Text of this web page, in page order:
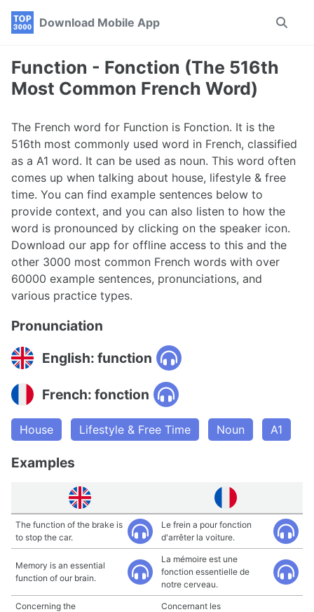
Skip
navigation
Skip
Skip
Download Mobile App
Toggle
Function - Fonction (The 516th
Most Common French Word)
The French word for Function is Fonction. It is the
516th most commonly used word in French, classified
as a A1 word. It can be used as noun. This word often
comes up when talking about house, lifestyle & free
time. You can find example sentences below to
provide context, and you can also listen to how the
word is pronounced by clicking on the speaker icon.
Download our app for offline access to this and the
other 3000 most common French words with over
60000 example sentences, pronunciations, and
various practice types.
Pronunciation
English: function
French: fonction
House Lifestyle & Free Time Noun A1
Examples
The function of the brake is
to stop the car.
Le frein a pour fonction
d'arrêter la voiture.
Memory is an essential
function of our brain.
La mémoire est une
fonction essentielle de
notre cerveau.
Concerning the
Concernant les